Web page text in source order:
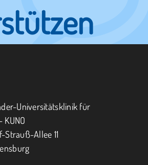
SPENDEN
Universitätsklinik für
KUNO
Strauß-Allee 11